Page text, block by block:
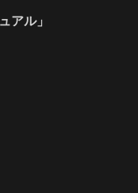
アル」